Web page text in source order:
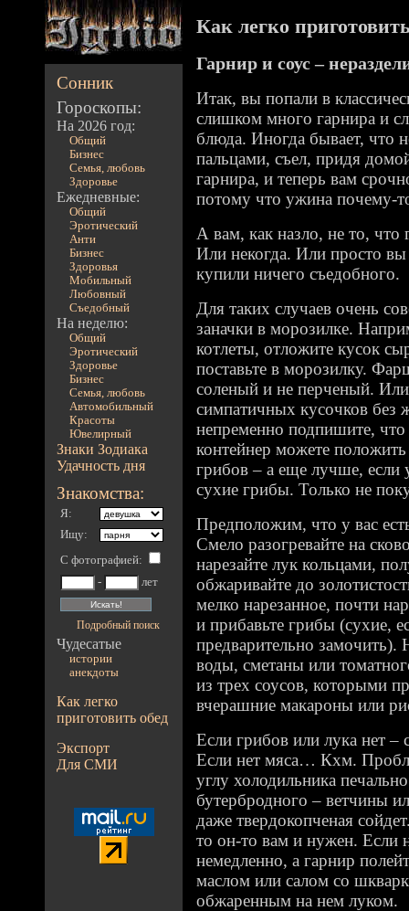
Сонник
Гороскопы:
На 2026 год:
Общий
Бизнес
Семья, любовь
Здоровье
Ежедневные:
Общий
Эротический
Анти
Бизнес
Здоровья
Мобильный
Любовный
Съедобный
На неделю:
Общий
Эротический
Здоровье
Бизнес
Семья, любовь
Автомобильный
Красоты
Ювелирный
Знаки Зодиака
Удачность дня
Знакомства:
Я:
Ищу:
С фотографией:
-
лет
Подробный поиск
Чудесатые
истории
анекдоты
Как легко
приготовить обед
Экспорт
Для СМИ
Как легко
Гарнир и соус –
Итак, вы попали в
слишком много гарнира и
блюда. Иногда бывает, что
пальцами, съел, придя
гарнира, и теперь вам
потому что ужина почему-
А вам, как назло, не то, что
Или некогда. Или просто
купили ничего съедобного.
Для таких случаев очень
заначки в морозилке.
котлеты, отложите кусок
поставьте в морозилку.
соленый и не перченый. Или
симпатичных кусочков без
непременно подпишите,
контейнер можете
грибов – а еще лучше, если
сухие грибы. Только не
Предположим, что у вас
Смело разогревайте на
нарезайте лук кольцами,
обжаривайте до
мелко нарезанное, почти
и прибавьте грибы (сухие,
предварительно замочить).
воды, сметаны или
из трех соусов, которыми
вчерашние макароны или
Если грибов или лука нет –
Если нет мяса… Кхм.
углу холодильника
бутербродного – ветчины
даже твердокопченая
то он-то вам и нужен. Если
немедленно, а гарнир
маслом или салом со
обжаренным на нем луком.